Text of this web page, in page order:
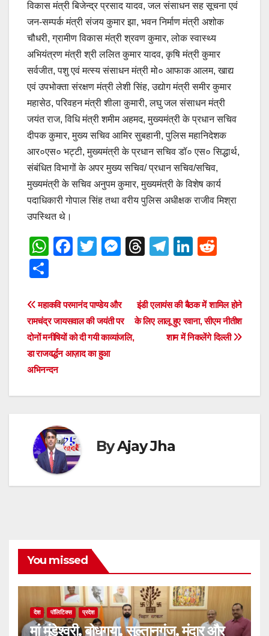
विकास मंत्री बिजेन्द्र प्रसाद यादव, जल संसाधन सह सूचना एवं
जन-सम्पर्क मंत्री संजय कुमार झा, भवन निर्माण मंत्री अशोक
चौधरी, ग्रामीण विकास मंत्री श्रवण कुमार, लोक स्वास्थ्य
अभियंत्रण मंत्री श्री ललित कुमार यादव, कृषि मंत्री कुमार
सर्वजीत, पशु एवं मत्स्य संसाधन मंत्री मो० आफाक आलम, खाद्य
एवं उपभोक्ता संरक्षण मंत्री लेशी सिंह, उद्योग मंत्री समीर कुमार
महासेठ, परिवहन मंत्री शीला कुमारी, लघु जल संसाधन मंत्री
जयंत राज, विधि मंत्री शमीम अहमद, मुख्यमंत्री के प्रधान सचिव
दीपक कुमार, मुख्य सचिव आमिर सुबहानी, पुलिस महानिदेशक
आर०एस० भट्टी, मुख्यमंत्री के प्रधान सचिव डॉ० एस० सिद्धार्थ,
संबंधित विभागों के अपर मुख्य सचिव/ प्रधान सचिव/सचिव,
मुख्यमंत्री के सचिव अनुपम कुमार, मुख्यमंत्री के विशेष कार्य
पदाधिकारी गोपाल सिंह तथा वरीय पुलिस अधीक्षक राजीव मिश्रा
उपस्थित थे।
W
s
A
p
p
F
e
b
o
o
T
er
M
e
n
g
T
a
d
T
gr
a
m
Li
e
dI
n
di
t
ar
e
Post
navigation
इंडी एलायंस की बैठक में शामिल होने
के लिए लालू हुए रवाना, सीएम नीतीश
शाम में निकलेंगे दिल्ली
महाकवि परमानंद पाण्डेय और
रामचंद्र जायसवाल की जयंती पर
दोनों मनीषियों को दी गयी काव्यांजलि,
डा राजवर्द्धन आज़ाद का हुआ
अभिनन्दन
ByAjay Jha
You missed
देश पॉलिटिक्स प्रदेश
मां मुंडेश्वरी, बोधगया, सुल्तानगंज, मंदार और